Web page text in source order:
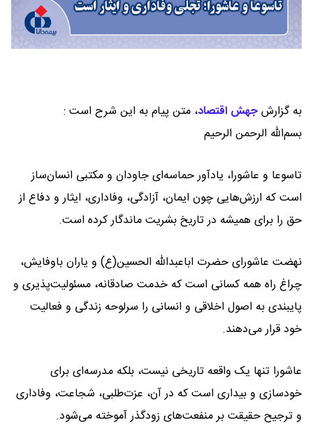
به گزارشجهش اقتصاد، متن پیام به این شرح است :
بسم‌الله الرحمن الرحیم
تاسوعا و عاشورا، یادآور حماسه‌ای جاودان و مکتبی انسان‌ساز
است که ارزش‌هایی چون ایمان، آزادگی، وفاداری، ایثار و دفاع از
حق را برای همیشه در تاریخ بشریت ماندگار کرده است.
نهضت عاشورای حضرت اباعبدالله الحسین(ع) و یاران باوفایش،
چراغ راه همه کسانی است که خدمت صادقانه، مسئولیت‌پذیری و
پایبندی به اصول اخلاقی و انسانی را سرلوحه زندگی و فعالیت
خود قرار می‌دهند.
عاشورا تنها یک واقعه تاریخی نیست، بلکه مدرسه‌ای برای
خودسازی و بیداری است که در آن، عزت‌طلبی، شجاعت، وفاداری
و ترجیح حقیقت بر منفعت‌های زودگذر آموخته می‌شود.